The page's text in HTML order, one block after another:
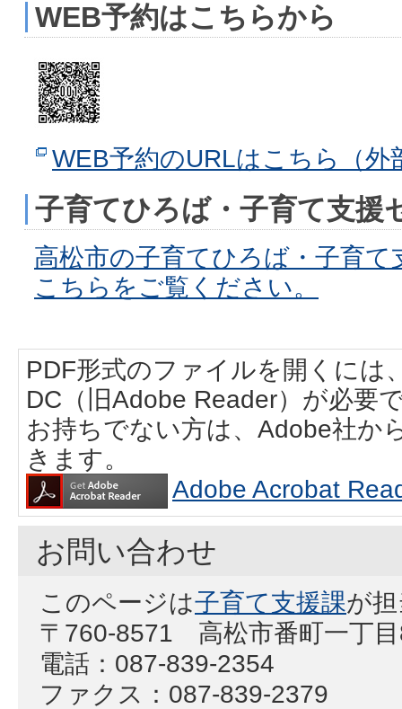
WEB予約はこちらから
WEB予約のURLはこちら（外
子育てひろば・子育て支援
高松市の子育てひろば・子育
こちらをご覧ください。
PDF形式のファイルを開くには
DC（旧Adobe Reader）が必要
お持ちでない方は、Adobe社か
きます。
Adobe Acrobat
お問い合わせ
このページは子育て支援課が
〒760-8571 高松市番町一丁
電話：087-839-2354
ファクス：087-839-2379